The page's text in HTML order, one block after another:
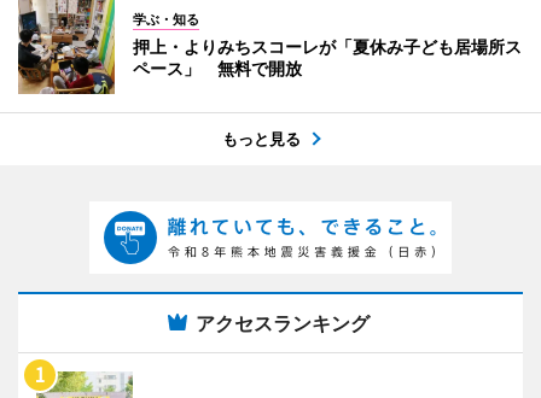
学ぶ・知る
押上・よりみちスコーレが「夏休み子ども居場所ス
ペース」 無料で開放
もっと見る
アクセスランキング